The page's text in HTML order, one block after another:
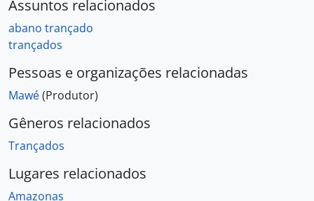
Assuntos relacionados
abano trançado
trançados
Pessoas e organizações relacionadas
Mawé(Produtor)
Gêneros relacionados
Trançados
Lugares relacionados
Amazonas